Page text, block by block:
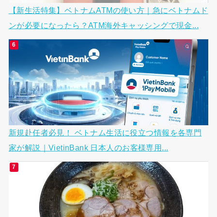
【新生活特集】ベトナムATMの使い方｜急にベトナムド
ンが必要になったら？ATM海外キャッシングで現金...
新規赴任者必見！ ベトナム生活に役立つ情報を各専門
家が解説｜VietinBank 日本人のお客様専用...